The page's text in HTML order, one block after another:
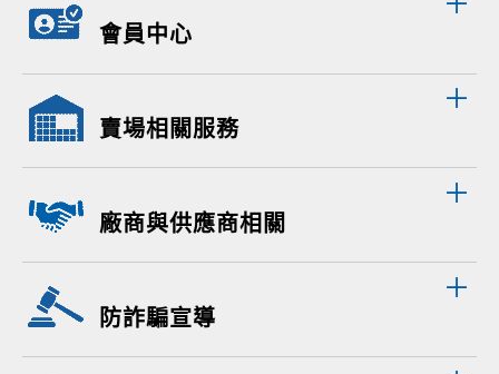
會員中心
賣場相關服務
廠商與供應商相關
防詐騙宣導